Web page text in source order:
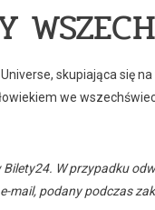
skupiająca się
we
Bilety24. W przypadku
mail, podany podczas